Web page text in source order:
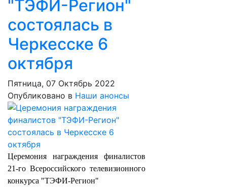
"ТЭФИ-Регион"
состоялась в
Черкесске 6
октября
Пятница, 07 Октябрь 2022
Опубликовано в Наши анонсы
Церемония награждения финалистов
21-го Всероссийского телевизионного
конкурса "ТЭФИ-Регион"